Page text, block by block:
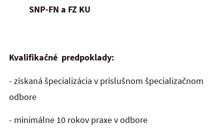
SNP-FN a FZ KU
Kvalifikačné predpoklady:
- získaná špecializácia v príslušnom špecializačnom
odbore
- minimálne 10 rokov praxe v odbore